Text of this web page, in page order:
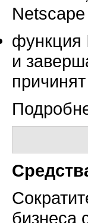
функция
и
бизнеса